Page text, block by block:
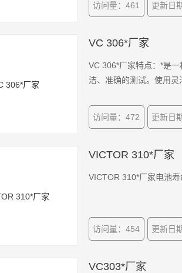
访问量：461 更新日
VC 306*厂家
VC 306*厂家特点：*是
洁、准确的测试。使用灵
访问量：472 更新日
VICTOR 310*厂家
VICTOR 310*厂家电池
访问量：454 更新日
VC303*厂家